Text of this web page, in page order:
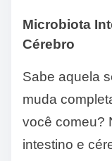
Microbiota
Cérebro
Sabe aquela
muda
você comeu?
intestino e